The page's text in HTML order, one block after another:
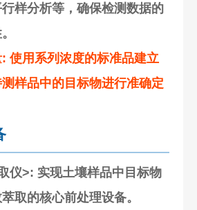
样分析等，确保检测数据的
: 使用系列浓度的标准品建立
样品中的目标物进行准确定
仪>: 实现土壤样品中目标物
取的核心前处理设备。